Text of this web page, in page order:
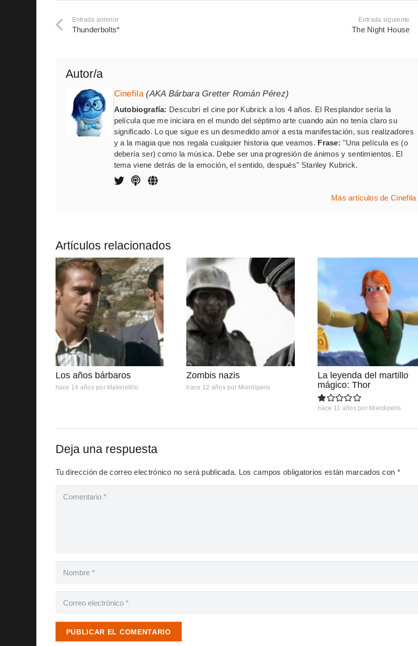
Entrada anterior
Thunderbolts*
Entrada siguiente
The Night House
Autor/a
Cinefila (AKA Bárbara Gretter Román Pérez)
Autobiografía: Descubrí el cine por Kubrick a los 4 años. El Resplandor sería la
película que me iniciara en el mundo del séptimo arte cuando aún no tenía claro su
significado. Lo que sigue es un desmedido amor a esta manifestación, sus realizadores
y a la magia que nos regala cualquier historia que veamos. Frase: "Una película es (o
debería ser) como la música. Debe ser una progresión de ánimos y sentimientos. El
tema viene detrás de la emoción, el sentido, después" Stanley Kubrick.
Más artículos de Cinefila
Artículos relacionados
Los años bárbaros
hace 14 años por Makelelillo
Zombis nazis
hace 12 años por Mierdipelis
La leyenda del martillo
mágico: Thor
hace 11 años por Mierdipelis
Deja una respuesta
Tu dirección de correo electrónico no será publicada. Los campos obligatorios están marcados con *
PUBLICAR EL COMENTARIO